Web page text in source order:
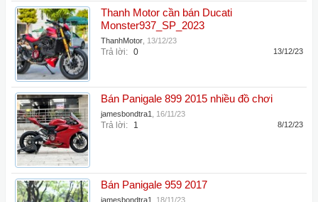
Thanh Motor cần bán Ducati
Monster937_SP_2023
ThanhMotor 13/12/23
Trả lời: 0 13/12/23
Bán Panigale 899 2015 nhiều đồ chơi
jamesbondtra1 16/11/23
Trả lời: 1 8/12/23
Bán Panigale 959 2017
jamesbondtra1 18/11/23